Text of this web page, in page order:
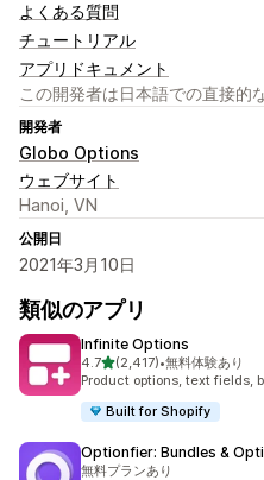
よくある質問
チュートリアル
アプリドキュメント
この開発者は日本語での直接的
開発者
Globo Options
ウェブサイト
Hanoi, VN
公開日
2021年3月10日
類似のアプリ
Infinite Options
4.75つ星中
(2,417)
合計レビュー数：2417件
•無料体験あり
Product options, text fields,
Built for Shopify
Optionfier: Bundles &
無料プランあり